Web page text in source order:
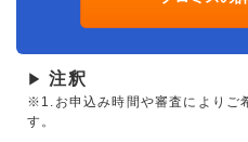
▶ 注釈
※1.お申込み時間や審査によりご
す。